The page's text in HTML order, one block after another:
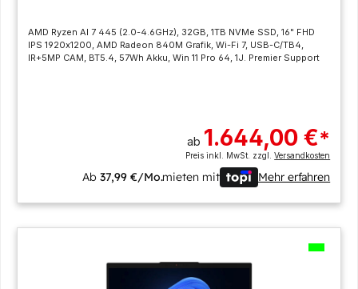
AMD Ryzen AI 7 445 (2.0-4.6GHz), 32GB, 1TB NVMe SSD, 16" FHD
IPS 1920x1200, AMD Radeon 840M Grafik, Wi-Fi 7, USB-C/TB4,
IR+5MP CAM, BT5.4, 57Wh Akku, Win 11 Pro 64, 1J. Premier Support
ab 1.644,00 €*
Preis inkl. MwSt. zzgl.Versandkosten
Ab37,99 €/Mo.mieten mit Mehr erfahren